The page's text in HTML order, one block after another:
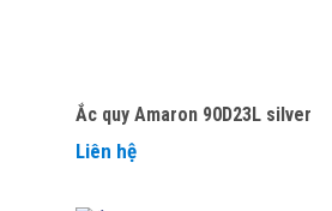
Ắc quy Amaron 90D23L silver
Liên hệ